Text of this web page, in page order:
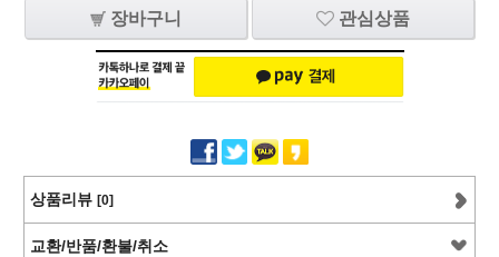
장바구니 관심상품
상품리뷰 [0]
교환/반품/환불/취소